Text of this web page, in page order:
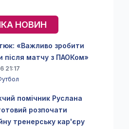
НОВИН
«Важливо зробити
після матчу з ПАОКом»
21:17
помічник Руслана
розпочати
тренерську кар'єру